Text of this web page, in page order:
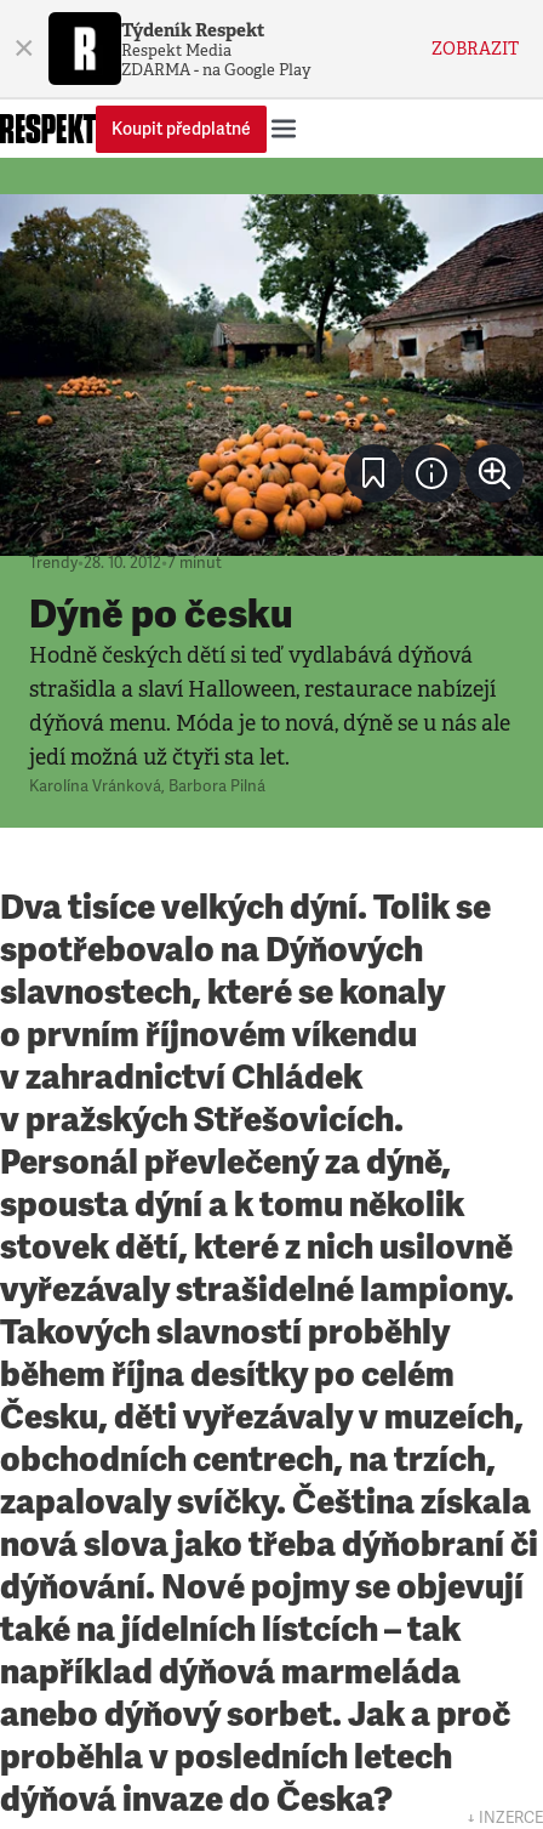
× Týdeník Respekt
Respekt Media
ZDARMA - na Google Play
ZOBRAZIT
Koupit předplatné
Trendy•28. 10. 2012•7 minut
Dýně po česku
Hodně českých dětí si teď vydlabává dýňová
strašidla a slaví Halloween, restaurace nabízejí
dýňová menu. Móda je to nová, dýně se u nás ale
jedí možná už čtyři sta let.
Karolína Vránková, Barbora Pilná
Dva tisíce velkých dýní. Tolik se
spotřebovalo na Dýňových
slavnostech, které se konaly
o prvním říjnovém víkendu
v zahradnictví Chládek
v pražských Střešovicích.
Personál převlečený za dýně,
spousta dýní a k tomu několik
stovek dětí, které z nich usilovně
vyřezávaly strašidelné lampiony.
Takových slavností proběhly
během října desítky po celém
Česku, děti vyřezávaly v muzeích,
obchodních centrech, na trzích,
zapalovaly svíčky. Čeština získala
nová slova jako třeba dýňobraní či
dýňování. Nové pojmy se objevují
také na jídelních lístcích – tak
například dýňová marmeláda
anebo dýňový sorbet. Jak a proč
proběhla v posledních letech
dýňová invaze do Česka?
↓ INZERCE